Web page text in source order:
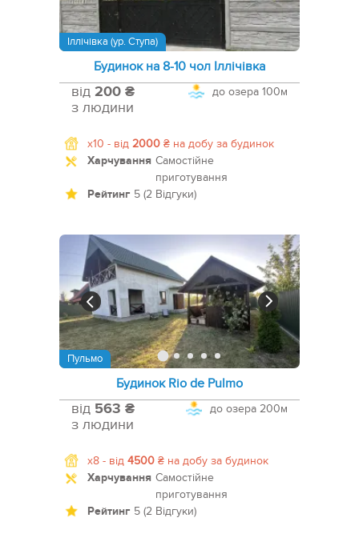
Іллічівка (ур. Ступа)
Будинок на 8-10 чол Іллічівка
до озера 100м
від 200 ₴
з людини
x10 - від 2000 ₴ на добу за будинок
Харчування Самостійне
приготування
Рейтинг 5 (2 Відгуки)
Пульмо
Будинок Rio de Pulmo
до озера 200м
від 563 ₴
з людини
x8 - від 4500 ₴ на добу за будинок
Харчування Самостійне
приготування
Рейтинг 5 (2 Відгуки)